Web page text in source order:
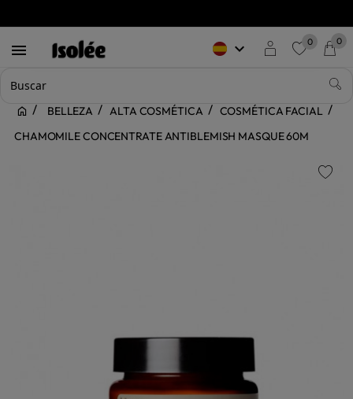
 keyboard_arrow_down 0 0
BELLEZA ALTA COSMÉTICA
COSMÉTICA FACIAL
CHAMOMILE CONCENTRATE ANTIBLEMISH MASQUE 60M